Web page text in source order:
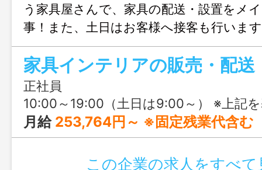
う家具屋さんで、家具の配送・設置をメ
事！また、土日はお客様へ接客も行いま
リア好きにはたまらない求人です♪
家具インテリアの販売・配送
正社員
10:00～19:00（土日は9:00～） ※上記を基本として、週44時間以
月給 253,764円～ ※固定残業代含む
この企業の求人をすべて